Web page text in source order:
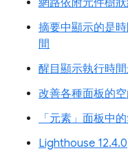
摘要中顯示的是
間
醒目顯示執行時
改善各種面板的
「元素」面板中
Lighthouse 12.4.0